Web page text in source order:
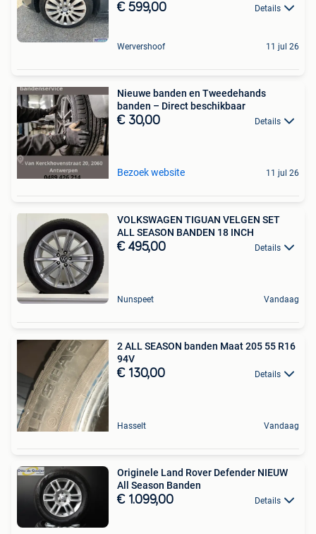
€ 599,00 Details
Wervershoof 11 jul 26
Nieuwe banden en Tweedehands
banden – Direct beschikbaar
€ 30,00 Details
Bezoek website 11 jul 26
VOLKSWAGEN TIGUAN VELGEN SET
ALL SEASON BANDEN 18 INCH
€ 495,00 Details
Nunspeet Vandaag
2 ALL SEASON banden Maat 205 55 R16
94V
€ 130,00 Details
Hasselt Vandaag
Originele Land Rover Defender NIEUW
All Season Banden
€ 1.099,00 Details